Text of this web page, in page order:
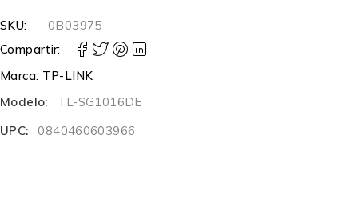
SKU:
0B03975
Compartir:
Marca: TP-LINK
Modelo:
TL-SG1016DE
UPC:
0840460603966